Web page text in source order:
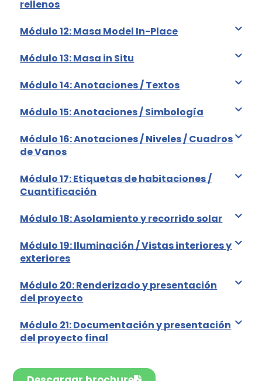
rellenos
Módulo 12: Masa Model In-Place
Módulo 13: Masa in Situ
Módulo 14: Anotaciones / Textos
Módulo 15: Anotaciones / Simbología
Módulo 16: Anotaciones / Niveles / Cuadros
de Vanos
Módulo 17: Etiquetas de habitaciones /
Cuantificación
Módulo 18: Asolamiento y recorrido solar
Módulo 19: Iluminación / Vistas interiores y
exteriores
Módulo 20: Renderizado y presentación
del proyecto
Módulo 21: Documentación y presentación
del proyecto final